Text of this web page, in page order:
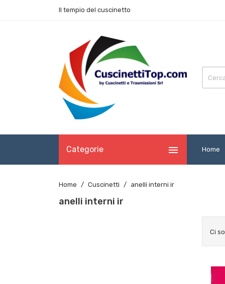
Il tempio del cuscinetto
Categorie  Home
Home Cuscinetti anelli interni ir
anelli interni ir
Ci